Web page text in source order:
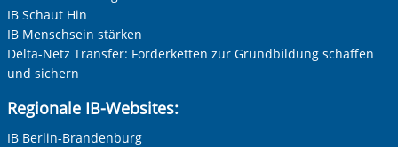
IB Schaut Hin
IB Menschsein stärken
Delta-Netz Transfer: Förderketten zur Grundbildung schaffen
und sichern
Regionale IB-Websites:
IB Berlin-Brandenburg